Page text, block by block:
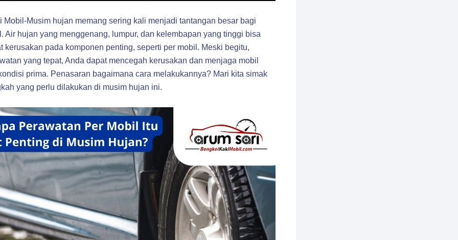
Mobil -Musim hujan memang sering kali menjadi tantangan besar bagi
Air hujan yang menggenang, lumpur, dan kelembapan yang tinggi bisa
kerusakan pada komponen penting, seperti per mobil. Meski begitu,
yang tepat, Anda dapat mencegah kerusakan dan menjaga mobil
prima. Penasaran bagaimana cara melakukannya? Mari kita simak
yang perlu dilakukan di musim hujan ini.